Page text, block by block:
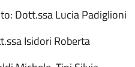
Dott.ssa Lucia Padiglioni
Isidori Roberta